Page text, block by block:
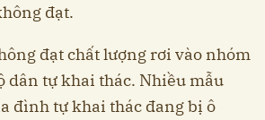
đạt.
đạt chất lượng rơi vào nhóm
dân tự khai thác. Nhiều mẫu
đình tự khai thác đang bị ô